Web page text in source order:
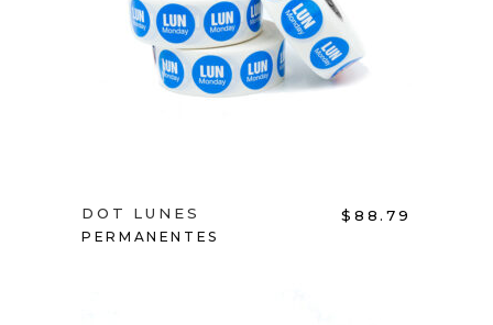
ADD TO CART
DOT LUNES $ 88.79
PERMANENTES